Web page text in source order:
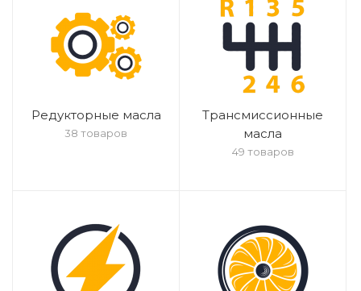
Редукторные масла
38 товаров
Трансмиссионные
масла
49 товаров